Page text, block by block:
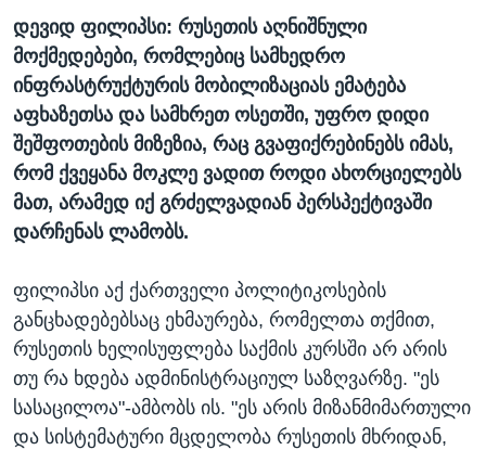
დევიდ ფილიპსი: რუსეთის აღნიშნული
მოქმედებები, რომლებიც სამხედრო
ინფრასტრუქტურის მობილიზაციას ემატება
აფხაზეთსა და სამხრეთ ოსეთში, უფრო დიდი
შეშფოთების მიზეზია, რაც გვაფიქრებინებს იმას,
რომ ქვეყანა მოკლე ვადით როდი ახორციელებს
მათ, არამედ იქ გრძელვადიან პერსპექტივაში
დარჩენას ლამობს.
ფილიპსი აქ ქართველი პოლიტიკოსების
განცხადებებსაც ეხმაურება, რომელთა თქმით,
რუსეთის ხელისუფლება საქმის კურსში არ არის
თუ რა ხდება ადმინისტრაციულ საზღვარზე. "ეს
სასაცილოა"-ამბობს ის. "ეს არის მიზანმიმართული
და სისტემატური მცდელობა რუსეთის მხრიდან,